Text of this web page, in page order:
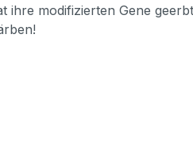
ihre modifizierten Gene